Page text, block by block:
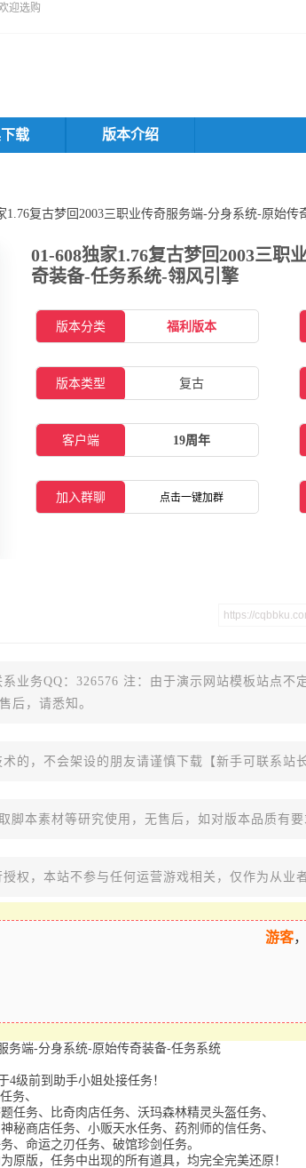
迎选购
载 版本介绍
1.76复古梦回2003三职业传奇服务端-分身系统-原始传
01-608独家1.76复古梦回2003三职
奇装备-任务系统-翎风引擎
版本分类 福利版本
版本类型 复古
客户端 19周年
加入群聊 点击一键加群
业务QQ：326576 注：由于演示网站模板站点不
后，请悉知。
的，不会架设的朋友请谨慎下载【新手可联系站
脚本素材等研究使用，无售后，如对版本品质有
权，本站不参与任何运营游戏相关，仅作为从业
游客
务端-分身系统-原始传奇装备-任务系统
级前到助手小姐处接任务！
务、
任务、比奇肉店任务、沃玛森林精灵头盔任务、
秘商店任务、小贩天水任务、药剂师的信任务、
、命运之刃任务、破馆珍剑任务。
原版，任务中出现的所有道具，均完全完美还原！